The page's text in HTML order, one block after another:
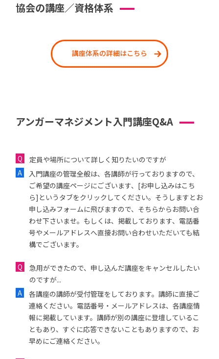
協会の講座／資格体系
講座体系の詳細はこちら
アンガーマネジメント入門講座Q&A
定員や場所について詳しく知りたいのですが
入門講座の管理全般は、各講師が行っておりますので、
ご希望の講座ページにございます、[お申し込みはこち
ら]というタブをクリックしてください。そうしますとお
申し込みフォームに飛びますので、そちらからお問い合
わせ下さいませ。もしくは、掲載しております、電話番
号やメールアドレスへ直接お問い合わせいただいても結
構でございます。
急用ができたので、申し込んだ講座をキャンセルしたい
のですが...
各講座の講師が受付管理をしております。講師に直接ご
連絡ください。電話番号・メールアドレスは、各講座情
報に掲載しています。講師が別の講座に登壇しているこ
ともあり、すぐに応答できないこともありますので、お
早めにご連絡ください。